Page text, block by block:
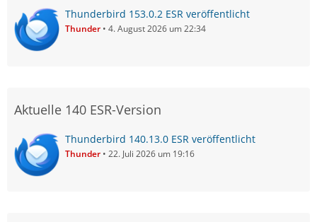
Thunderbird 153.0.2 ESR veröffentlicht
Thunder 4. August 2026 um 22:34
Aktuelle 140 ESR-Version
Thunderbird 140.13.0 ESR veröffentlicht
Thunder 22. Juli 2026 um 19:16